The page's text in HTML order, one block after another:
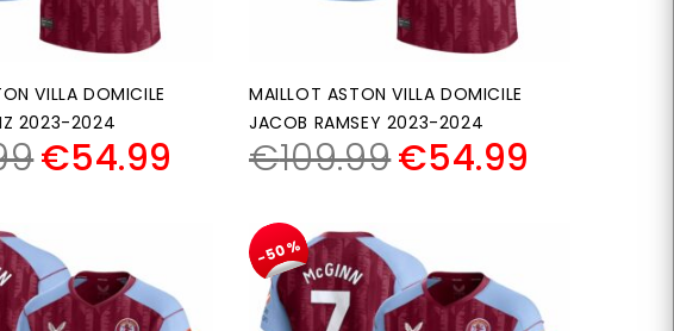
VILLA DOMICILE
2023-2024
€54.99
MAILLOT ASTON VILLA DOMICILE
JACOB RAMSEY 2023-2024
€109.99€54.99
-50%